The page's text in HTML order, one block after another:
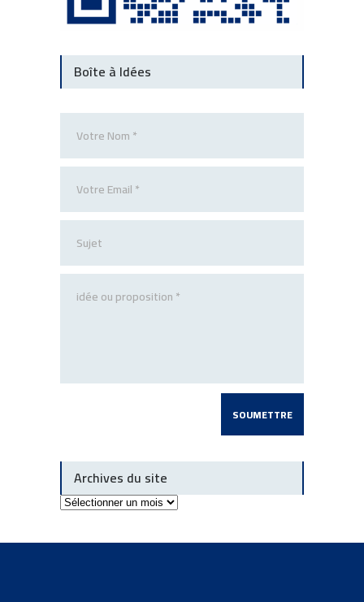
Boîte à Idées
Archives du site
Archives
du